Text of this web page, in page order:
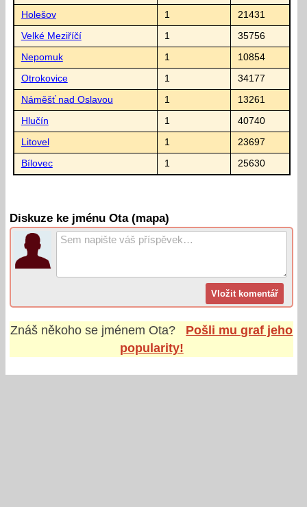
Holešov 1 21431
Velké Meziříčí 1 35756
Nepomuk 1 10854
Otrokovice 1 34177
Náměšť nad Oslavou 1 13261
Hlučín 1 40740
Litovel 1 23697
Bílovec 1 25630
Diskuze ke jménu Ota (mapa)
Znáš někoho se jménem Ota?
Pošli mu graf jeho
popularity!